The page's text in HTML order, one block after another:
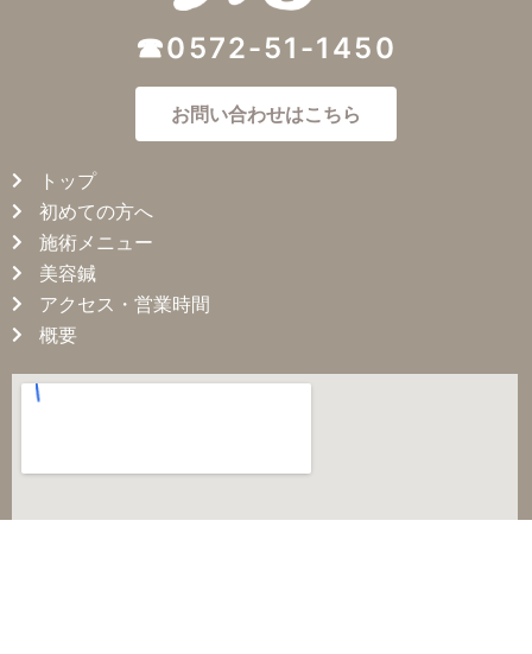
☎0572-51-1450
お問い合わせはこちら
トップ
初めての方へ
施術メニュー
美容鍼
アクセス・営業時間
概要